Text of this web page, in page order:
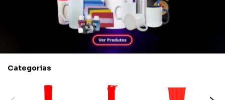
Categorias